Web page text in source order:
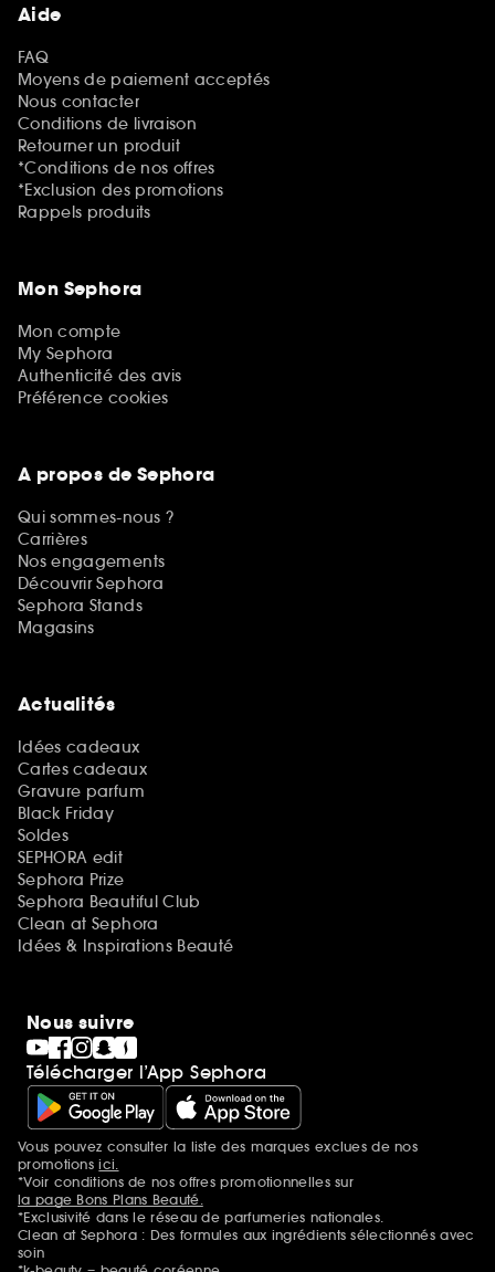
Aide
FAQ
Moyens de paiement acceptés
Nous contacter
Conditions de livraison
Retourner un produit
*Conditions de nos offres
*Exclusion des promotions
Rappels produits
Mon Sephora
Mon compte
My Sephora
Authenticité des avis
Préférence cookies
A propos de Sephora
Qui sommes-nous ?
Carrières
Nos engagements
Découvrir Sephora
Sephora Stands
Magasins
Actualités
Idées cadeaux
Cartes cadeaux
Gravure parfum
Black Friday
Soldes
SEPHORA edit
Sephora Prize
Sephora Beautiful Club
Clean at Sephora
Idées & Inspirations Beauté
Nous suivre
Télécharger l’App Sephora
Mentions additionnelles
Vous pouvez consulter la liste des marques exclues de nos
promotionsici.
*Voir conditions de nos offres promotionnelles sur
la page Bons Plans Beauté.
*Exclusivité dans le réseau de parfumeries nationales.
Clean at Sephora : Des formules aux ingrédients sélectionnés avec
soin